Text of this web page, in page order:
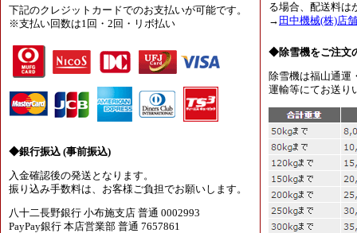
下記のクレジットカードでのお支払いが可能です。
※支払い回数は1回・2回・リボ払い
◆銀行振込 (事前振込)
入金確認後の発送となります。
振り込み手数料は、お客様ご負担でお願いします。
八十二長野銀行 小布施支店 普通 0002993
PayPay銀行 本店営業部 普通 7657861
る場合、配送料は
→ 田中機械(株)店
◆除雪機をご注文
除雪機は福山通運
運輸等にてお送り